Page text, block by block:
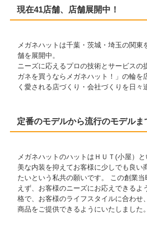
現在41店舗、店舗展開中！
メガネハットは千葉・茨城・埼玉の関東
舗を展開中。
ニーズに応えるプロの技術とサービスの
ガネを買うならメガネハット！」の輪を
く愛される店づくり・会社づくりを日々
定番のモデルから流行のモデルま
メガネハットのハットはＨＵＴ(小屋）
美な内装を抑えてお客様に少しでも良い
たいという私共の願いです。 この創業
えず、お客様のニーズにお応えできるよ
格で、お客様のライフスタイルに合わせ
商品をご提供できるようにいたしました。